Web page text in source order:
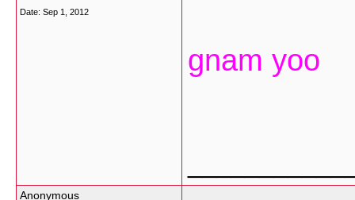
Date: Sep 1, 2012
gnam yoo
Anonymous